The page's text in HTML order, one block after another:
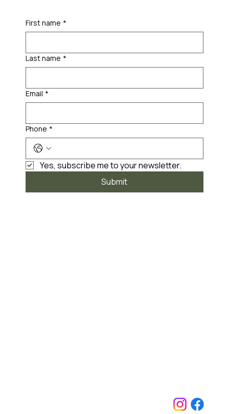
First name *
Last name *
Email *
Phone *
Yes, subscribe me to your newsletter.
Submit